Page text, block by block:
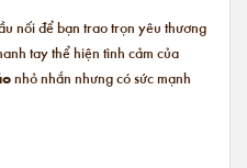
nối để bạn trao trọn yêu thương
tay thể hiện tình cảm của
nhỏ nhắn nhưng có sức mạnh